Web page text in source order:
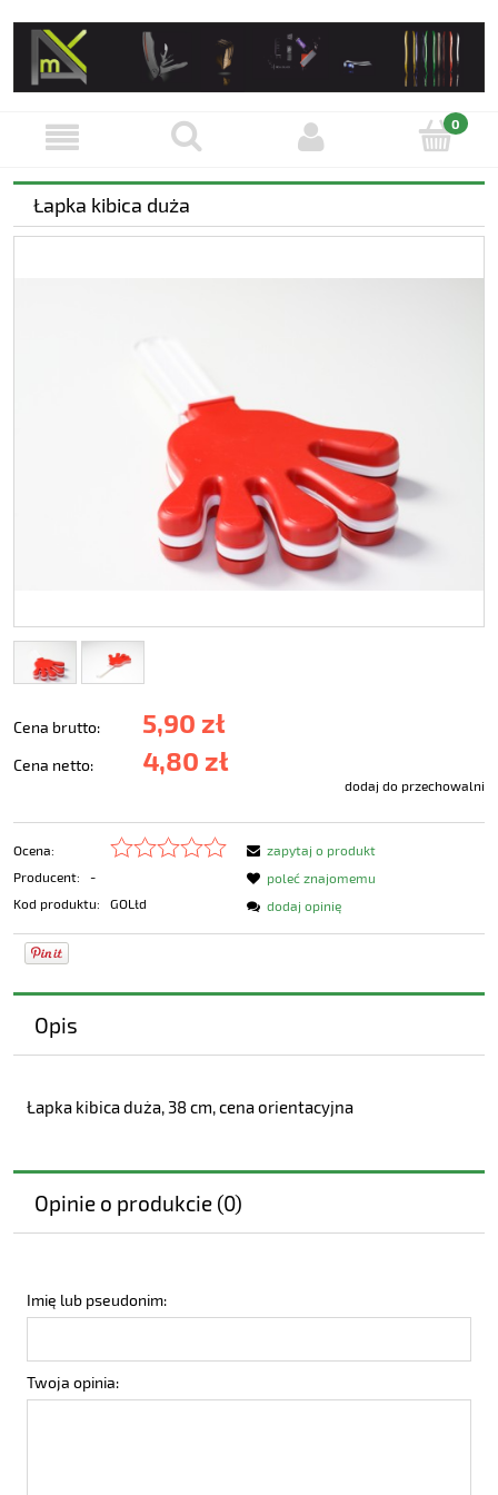
Łapka kibica duża
Cena brutto: 5,90 zł
Cena netto: 4,80 zł
dodaj do przechowalni
Ocena:
Producent:
-
Kod produktu:
GOLłd
zapytaj o produkt
poleć znajomemu
dodaj opinię
Opis
Łapka kibica duża, 38 cm, cena orientacyjna
Opinie o produkcie (0)
Imię lub pseudonim:
Twoja opinia: